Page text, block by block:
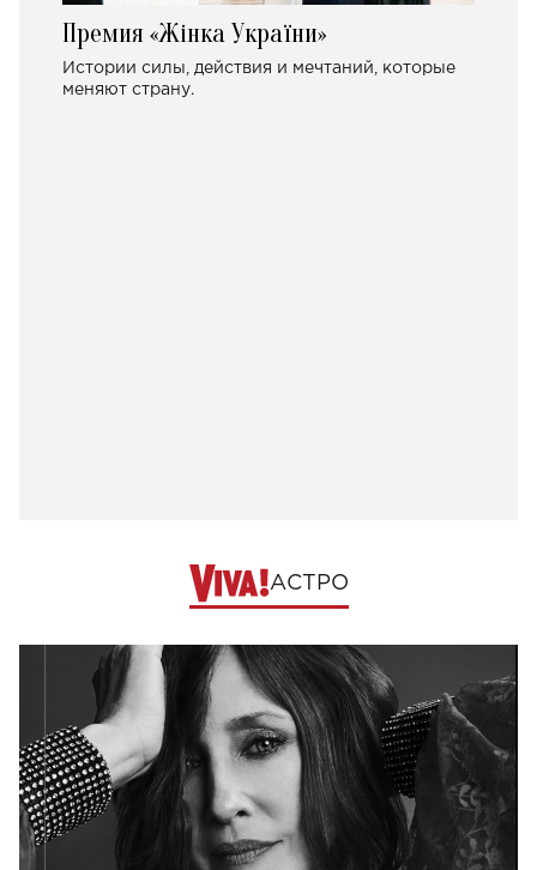
Премия «Жінка України»
Истории силы, действия и мечтаний, которые
меняют страну.
АСТРО